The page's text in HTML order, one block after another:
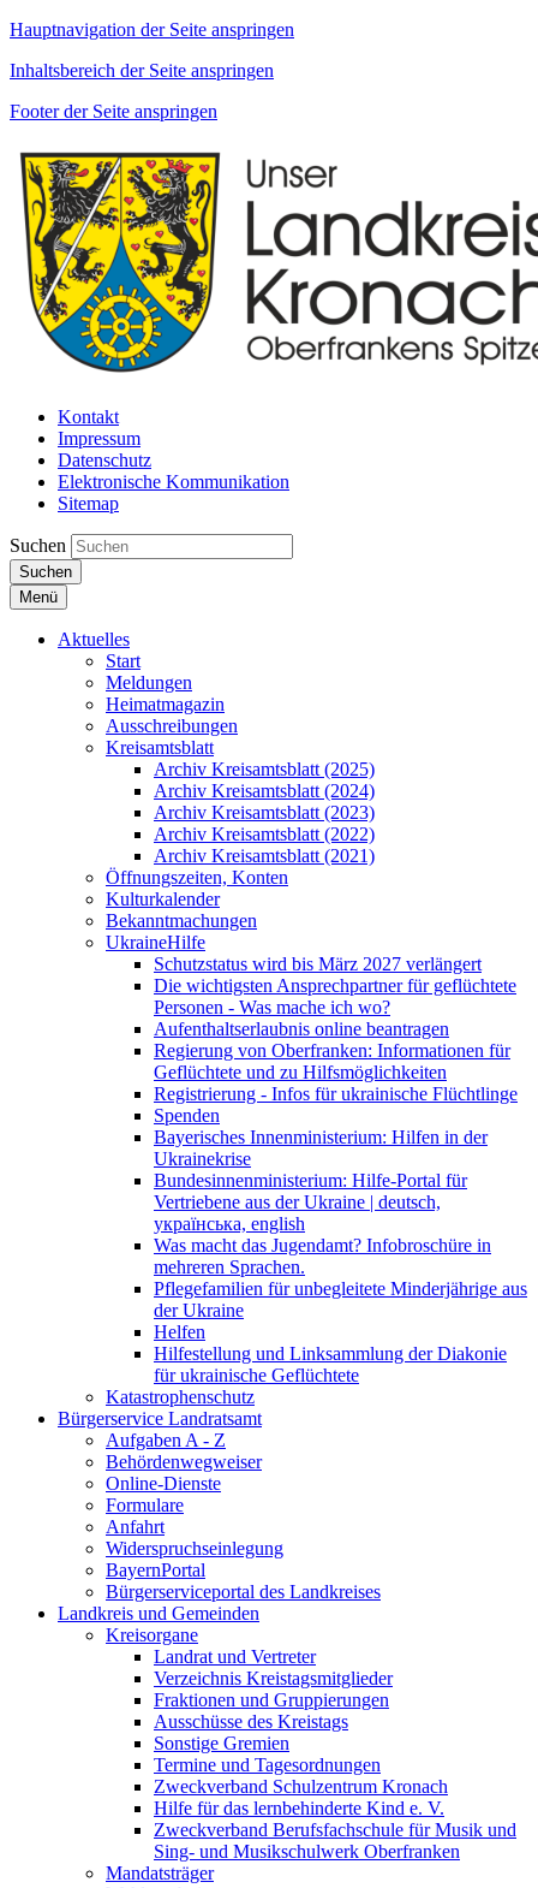
Hauptnavigation der Seite anspringen
Inhaltsbereich der Seite anspringen
Footer der Seite anspringen
Kontakt
Impressum
Datenschutz
Elektronische Kommunikation
Sitemap
Suchen
Suchen
Menü
Aktuelles
Start
Meldungen
Heimatmagazin
Ausschreibungen
Kreisamtsblatt
Archiv Kreisamtsblatt (2025)
Archiv Kreisamtsblatt (2024)
Archiv Kreisamtsblatt (2023)
Archiv Kreisamtsblatt (2022)
Archiv Kreisamtsblatt (2021)
Öffnungszeiten, Konten
Kulturkalender
Bekanntmachungen
UkraineHilfe
Schutzstatus wird bis März 2027 verlängert
Die wichtigsten Ansprechpartner für geflüchtete
Personen - Was mache ich wo?
Aufenthaltserlaubnis online beantragen
Regierung von Oberfranken: Informationen für
Geflüchtete und zu Hilfsmöglichkeiten
Registrierung - Infos für ukrainische Flüchtlinge
Spenden
Bayerisches Innenministerium: Hilfen in der
Ukrainekrise
Bundesinnenministerium: Hilfe-Portal für
Vertriebene aus der Ukraine | deutsch,
українська, english
Was macht das Jugendamt? Infobroschüre in
mehreren Sprachen.
Pflegefamilien für unbegleitete Minderjährige aus
der Ukraine
Helfen
Hilfestellung und Linksammlung der Diakonie
für ukrainische Geflüchtete
Katastrophenschutz
Bürgerservice Landratsamt
Aufgaben A - Z
Behördenwegweiser
Online-Dienste
Formulare
Anfahrt
Widerspruchseinlegung
BayernPortal
Bürgerserviceportal des Landkreises
Landkreis und Gemeinden
Kreisorgane
Landrat und Vertreter
Verzeichnis Kreistagsmitglieder
Fraktionen und Gruppierungen
Ausschüsse des Kreistags
Sonstige Gremien
Termine und Tagesordnungen
Zweckverband Schulzentrum Kronach
Hilfe für das lernbehinderte Kind e. V.
Zweckverband Berufsfachschule für Musik und
Sing- und Musikschulwerk Oberfranken
Mandatsträger